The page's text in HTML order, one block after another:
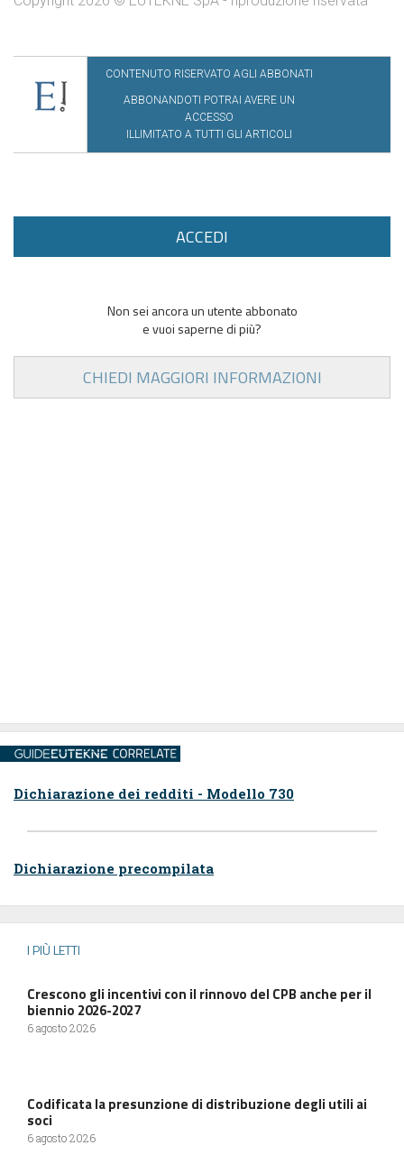
CONTENUTO RISERVATO AGLI ABBONATI
ABBONANDOTI POTRAI AVERE UN
ACCESSO
ILLIMITATO A TUTTI GLI ARTICOLI
ACCEDI
Non sei ancora un utente abbonato
e vuoi saperne di più?
CHIEDI MAGGIORI INFORMAZIONI
Dichiarazione dei redditi - Modello 730
Dichiarazione precompilata
I PIÙ LETTI
Crescono gli incentivi con il rinnovo del CPB anche per il
biennio 2026-2027
6 agosto 2026
Codificata la presunzione di distribuzione degli utili ai
soci
6 agosto 2026